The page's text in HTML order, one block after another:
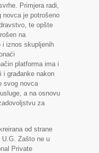
Primjera radi,
novca je potrošeno
te opšte
na
i iznos skupljenih
platforma ima i
i građanke nakon
svog novca
a na osnovu
za
od strane
U.G. Zašto ne u
Private